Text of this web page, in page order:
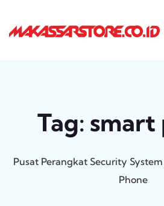
Tag: smart
Pusat Perangkat Security
Phone